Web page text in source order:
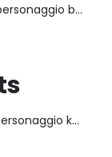
Set 4 pezzi asilo bambino personaggio batman
Set asilo 3 pezzi bambina personaggio kuromi